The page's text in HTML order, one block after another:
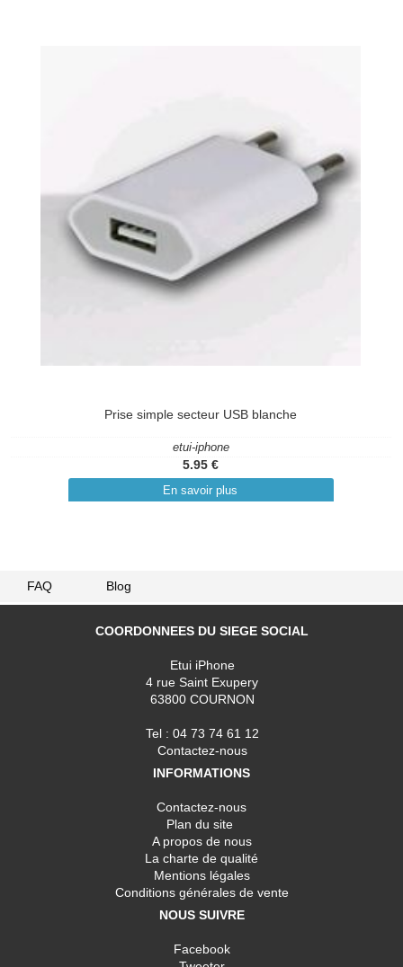
Prise simple secteur USB blanche
etui-iphone
5.95 €
En savoir plus
FAQ Blog
COORDONNEES DU SIEGE SOCIAL
Etui iPhone
4 rue Saint Exupery
63800 COURNON
Tel : 04 73 74 61 12
Contactez-nous
INFORMATIONS
Contactez-nous
Plan du site
A propos de nous
La charte de qualité
Mentions légales
Conditions générales de vente
NOUS SUIVRE
Facebook